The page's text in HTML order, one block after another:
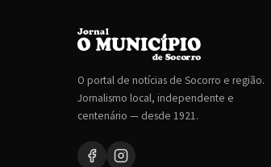
O portal de notícias de Socorro e região.
Jornalismo local, independente e
centenário — desde 1921.